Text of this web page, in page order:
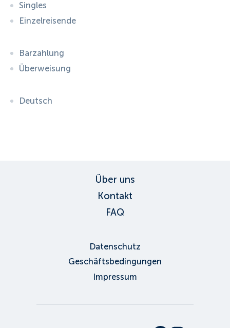
Singles
Einzelreisende
Barzahlung
Überweisung
Deutsch
Über uns
Kontakt
FAQ
Datenschutz
Geschäftsbedingungen
Impressum